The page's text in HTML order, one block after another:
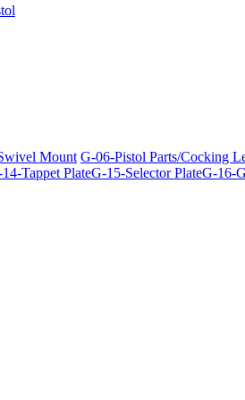
Mount G-06-Pistol Parts/Cocking
Tappet PlateG-15-Selector PlateG-16-